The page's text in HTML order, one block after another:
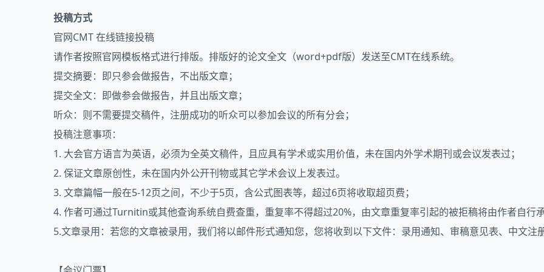
投稿方式
官网CMT 在线链接投稿
请作者按照官网模板格式进行排版。排版好的论文全文（word+pdf版）发送至CMT在线系统。
提交摘要：即只参会做报告，不出版文章；
提交全文：即做参会做报告，并且出版文章；
听众：则不需要提交稿件，注册成功的听众可以参加会议的所有分会；
投稿注意事项：
1. 大会官方语言为英语，必须为全英文稿件，且应具有学术或实用价值，未在国内外学术期刊或会议发表过；
2. 保证文章原创性，未在国内外公开刊物或其它学术会议上发表过。
3. 文章篇幅一般在5-12页之间，不少于5页，含公式图表等，超过6页将收取超页费；
4. 作者可通过Turnitin或其他查询系统自费查重，重复率不得超过20%，由文章重复率引起的被拒稿将由作者自行
5.文章录用：若您的文章被录用，我们将以邮件形式通知您，您将收到以下文件：录用通知、审稿意见表、中文注